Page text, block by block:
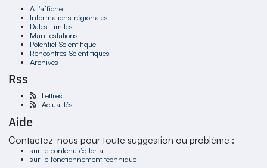
À l'affiche
Informations régionales
Dates Limites
Manifestations
Potentiel Scientifique
Rencontres Scientifiques
Archives
Rss
Lettres
Actualités
Aide
Contactez-nous pour toute suggestion ou problème :
sur le contenu éditorial
sur le fonctionnement technique